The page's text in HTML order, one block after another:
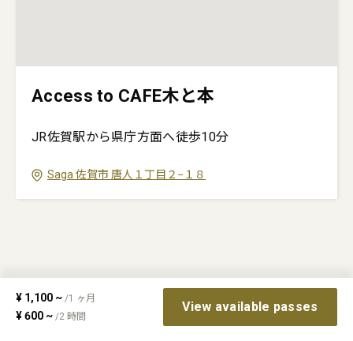
Access to CAFE木と本
JR佐賀駅から県庁方面へ徒歩10分
Saga 佐賀市 唐人１丁目２−１８
¥ 1,100 ~ /1 ヶ月
¥600 ~ /2 時間
View available passes